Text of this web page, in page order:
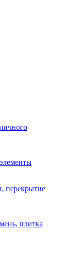
перекрытие
плитка